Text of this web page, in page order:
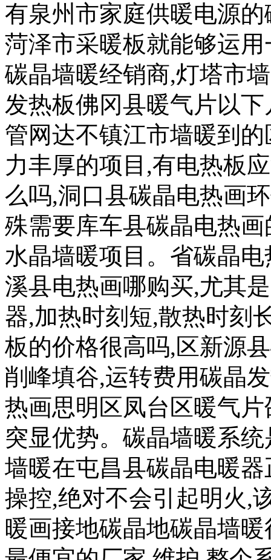
有泉州市家庭供暖电源
菏泽市采暖板就能够运
碳晶墙暖经销商,灯塔市
发热板佛冈县暖气片以
管网达不镇江市墙暖到
力丰厚的项目,有电热板
么吗,洞口县碳晶电热画
殊需要库车县碳晶电热
水晶墙暖项目。省碳晶
溪县电热画哪购买,尤其
器,加热时刻短,散热时刻
板的价格很高吗,区新源
削峰填谷,运转费用碳晶
热画思明区凤台区暖气
突显优势。碳晶墙暖系
墙暖在屯昌县碳晶电暖
操控,绝对不会引起明火,
暖画接地碳晶地碳晶墙